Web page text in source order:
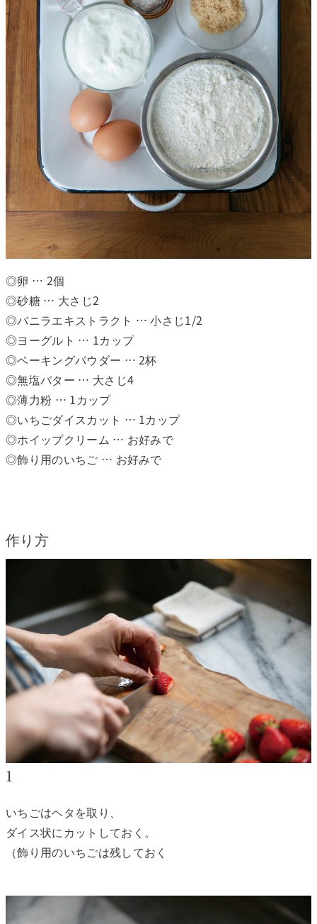
◎卵 … 2個
◎砂糖 … 大さじ2
◎バニラエキストラクト … 小さじ1/2
◎ヨーグルト … 1カップ
◎ベーキングパウダー … 2杯
◎無塩バター … 大さじ4
◎薄力粉 … 1カップ
◎いちごダイスカット … 1カップ
◎ホイップクリーム … お好みで
◎飾り用のいちご … お好みで
作り方
1
いちごはヘタを取り、
ダイス状にカットしておく。
（飾り用のいちごは残しておく